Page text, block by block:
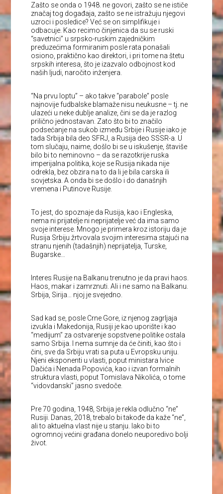
Zašto se onda o 1948. ne govori, zašto se ne ističe
značaj tog događaja, zašto se ne istražuju njegovi
uzroci i posledice? Već se on simplifikuje i
odbacuje. Kao recimo činjenica da su se ruski
“savetnici” u srpsko-ruskim zajedničkim
preduzećima formiranim posle rata ponašali
osiono, praktično kao direktori, i pri tome na štetu
srpskih interesa, što je izazvalo odbojnost kod
naših ljudi, naročito inženjera.
“Na prvu loptu” – ako takve “parabole” posle
najnovije fudbalske blamaže nisu neukusne – tj. ne
ulazeći u neke dublje analize, čini se da je razlog
prilično jednostavan. Zato što bi to značilo
podsećanje na sukob između Srbije i Rusije iako je
tada Srbija bila deo SFRJ, a Rusija deo SSSR-a. U
tom slučaju, naime, došlo bi se u iskušenje, štaviše
bilo bi to neminovno – da se razotkrije ruska
imperijalna politika, koje se Rusija nikada nije
odrekla, bez obzira na to da li je bila carska ili
sovjetska. A onda bi se došlo i do današnjih
vremena i Putinove Rusije.
To jest, do spoznaje da Rusija, kao i Engleska,
nema ni prijatelje ni neprijatelje već da ima samo
svoje interese. Mnogo je primera kroz istoriju da je
Rusija Srbiju žrtvovala svojim interesima stajući na
stranu njenih (tadašnjih) neprijatelja, Turske,
Bugarske…
Interes Rusije na Balkanu trenutno je da pravi haos.
Haos, makar i zamrznuti. Ali i ne samo na Balkanu.
Srbija, Sirija… njoj je svejedno.
Sad kad se, posle Crne Gore, iz njenog zagrljaja
izvukla i Makedonija, Rusiji je kao uporište i kao
“medijum” za ostvarenje sopstvene politike ostala
samo Srbija. I nema sumnje da će činiti, kao što i
čini, sve da Srbiju vrati sa puta u Evropsku uniju.
Njeni eksponenti u vlasti, poput ministara Ivice
Dačića i Nenada Popovića, kao i izvan formalnih
struktura vlasti, poput Tomislava Nikolića, o tome
“vidovdanski” jasno svedoče.
Pre 70 godina, 1948, Srbija je rekla odlučno “ne”
Rusiji. Danas, 2018, trebalo bi takođe da kaže “ne”,
ali to aktuelna vlast nije u stanju. Iako bi to
ogromnoj većini građana donelo neuporedivo bolji
život.